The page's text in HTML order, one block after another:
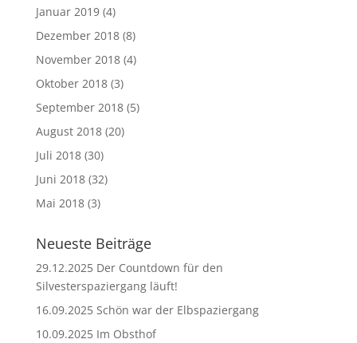
Januar 2019(4)
Dezember 2018(8)
November 2018(4)
Oktober 2018(3)
September 2018(5)
August 2018(20)
Juli 2018(30)
Juni 2018(32)
Mai 2018(3)
Neueste Beiträge
29.12.2025 Der Countdown für den
Silvesterspaziergang läuft!
16.09.2025 Schön war der Elbspaziergang
10.09.2025 Im Obsthof